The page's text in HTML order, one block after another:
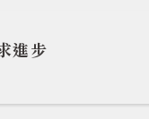
進步